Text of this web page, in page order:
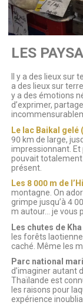
LES
Il y a des lieux sur
a des lieux sur
y a des émotions
d’exprimer,
Le lac Baikal gelé
90 km de large,
impressionnant. Et
pouvait totalement
présent.
Les 8 000 m de
montagne. On
grimpe jusqu’à 4
m autour… je vous
Les chutes de
les forêts
caché. Même les
Parc national
d’imaginer autant
Thaïlande est
les raisons pour
expérience